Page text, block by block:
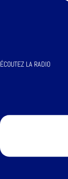
ÉCOUTEZ LA RADIO